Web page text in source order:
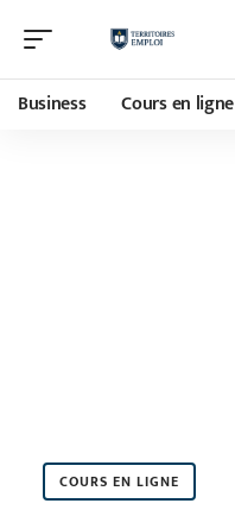
Business Cours en ligne
COURS EN LIGNE